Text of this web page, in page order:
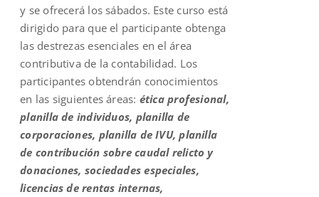
y se ofrecerá los sábados. Este curso está
dirigido para que el participante obtenga
las destrezas esenciales en el área
contributiva de la contabilidad. Los
participantes obtendrán conocimientos
en las siguientes áreas: ética profesional,
planilla de individuos, planilla de
corporaciones, planilla de IVU, planilla
de contribución sobre caudal relicto y
donaciones, sociedades especiales,
licencias de rentas internas,